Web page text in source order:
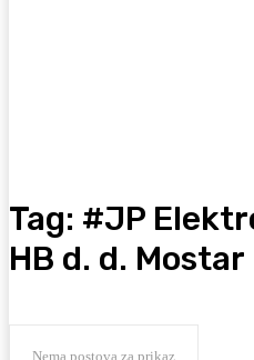
Tag: #JP
HB d. d. Mostar
Nema postova za prikaz